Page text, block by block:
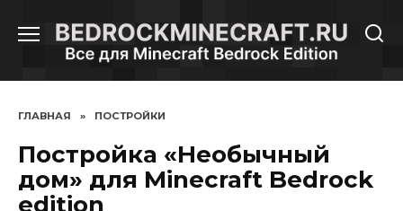
содержанию
ГЛАВНАЯ » ПОСТРОЙКИ
Постройка «Необычный
дом» для Minecraft Bedrock
edition